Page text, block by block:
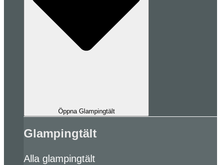
Öppna Glampingtält
Glampingtält
Alla glampingtält